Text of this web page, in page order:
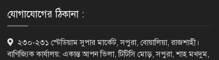
রাজশাহী শিক্ষা বোর্ডে সাত বছরের মধ্যে
ফলাফলে বড় ধস
যোগাযোগের ঠিকানা :
২৩০-২৩১ স্টেডিয়াম সুপার মার্কেট, সপুরা, বোয়ালিয়া, রাজশাহী।
বাণিজ্যিক কার্যালয়: একান্ত আপন ভিলা, টিটিসি মোড়, সপুরা, শাহ মখদুম,